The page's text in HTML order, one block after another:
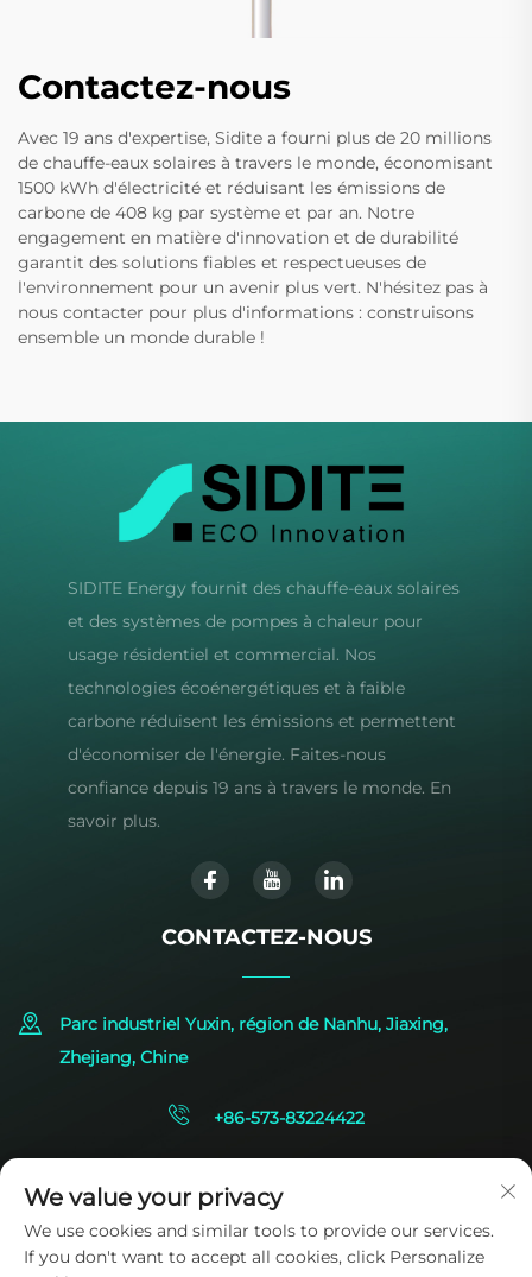
Contactez-nous
Avec 19 ans d'expertise, Sidite a fourni plus de 20 millions
de chauffe-eaux solaires à travers le monde, économisant
1500 kWh d'électricité et réduisant les émissions de
carbone de 408 kg par système et par an. Notre
engagement en matière d'innovation et de durabilité
garantit des solutions fiables et respectueuses de
l'environnement pour un avenir plus vert. N'hésitez pas à
nous contacter pour plus d'informations : construisons
ensemble un monde durable !
SIDITE Energy fournit des chauffe-eaux solaires
et des systèmes de pompes à chaleur pour
usage résidentiel et commercial. Nos
technologies écoénergétiques et à faible
carbone réduisent les émissions et permettent
d'économiser de l'énergie. Faites-nous
confiance depuis 19 ans à travers le monde. En
savoir plus.
CONTACTEZ-NOUS
Parc industriel Yuxin, région de Nanhu, Jiaxing,
Zhejiang, Chine
+86-573-83224422
We value your privacy
We use cookies and similar tools to provide our services.
If you don't want to accept all cookies, click Personalize